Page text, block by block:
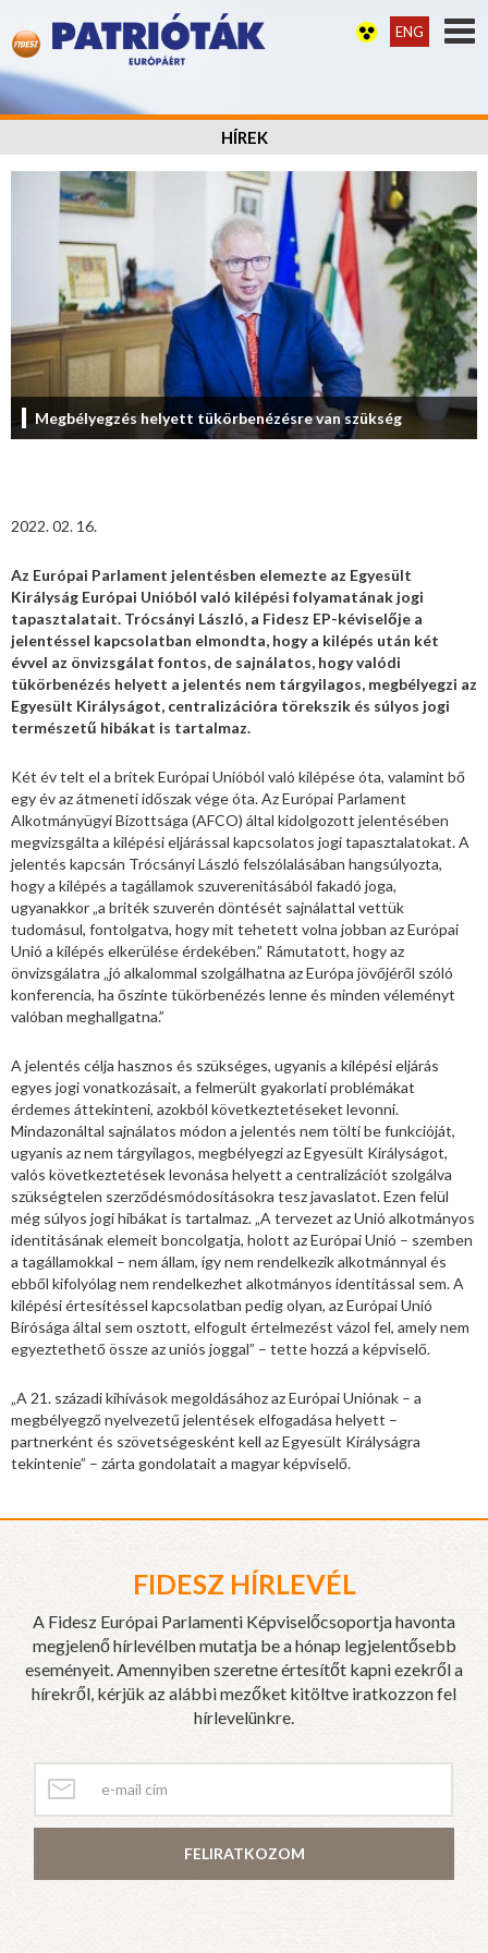
ENG
HÍREK
Megbélyegzés helyett tükörbenézésre van szükség
2022. 02. 16.
Az Európai Parlament jelentésben elemezte az Egyesült
Királyság Európai Unióból való kilépési folyamatának jogi
tapasztalatait. Trócsányi László, a Fidesz EP-kéviselője a
jelentéssel kapcsolatban elmondta, hogy a kilépés után két
évvel az önvizsgálat fontos, de sajnálatos, hogy valódi
tükörbenézés helyett a jelentés nem tárgyilagos, megbélyegzi az
Egyesült Királyságot, centralizációra törekszik és súlyos jogi
természetű hibákat is tartalmaz.
Két év telt el a britek Európai Unióból való kilépése óta, valamint bő
egy év az átmeneti időszak vége óta. Az Európai Parlament
Alkotmányügyi Bizottsága (AFCO) által kidolgozott jelentésében
megvizsgálta a kilépési eljárással kapcsolatos jogi tapasztalatokat. A
jelentés kapcsán Trócsányi László felszólalásában hangsúlyozta,
hogy a kilépés a tagállamok szuverenitásából fakadó joga,
ugyanakkor „a briték szuverén döntését sajnálattal vettük
tudomásul, fontolgatva, hogy mit tehetett volna jobban az Európai
Unió a kilépés elkerülése érdekében.” Rámutatott, hogy az
önvizsgálatra „jó alkalommal szolgálhatna az Európa jövőjéről szóló
konferencia, ha őszinte tükörbenézés lenne és minden véleményt
valóban meghallgatna.”
A jelentés célja hasznos és szükséges, ugyanis a kilépési eljárás
egyes jogi vonatkozásait, a felmerült gyakorlati problémákat
érdemes áttekinteni, azokból következtetéseket levonni.
Mindazonáltal sajnálatos módon a jelentés nem tölti be funkcióját,
ugyanis az nem tárgyilagos, megbélyegzi az Egyesült Királyságot,
valós következtetések levonása helyett a centralizációt szolgálva
szükségtelen szerződésmódosításokra tesz javaslatot. Ezen felül
még súlyos jogi hibákat is tartalmaz. „A tervezet az Unió alkotmányos
identitásának elemeit boncolgatja, holott az Európai Unió – szemben
a tagállamokkal – nem állam, így nem rendelkezik alkotmánnyal és
ebből kifolyólag nem rendelkezhet alkotmányos identitással sem. A
kilépési értesítéssel kapcsolatban pedig olyan, az Európai Unió
Bírósága által sem osztott, elfogult értelmezést vázol fel, amely nem
egyeztethető össze az uniós joggal” – tette hozzá a képviselő.
„A 21. századi kihívások megoldásához az Európai Uniónak – a
megbélyegző nyelvezetű jelentések elfogadása helyett –
partnerként és szövetségesként kell az Egyesült Királyságra
tekintenie” – zárta gondolatait a magyar képviselő.
FIDESZ HÍRLEVÉL
A Fidesz Európai Parlamenti Képviselőcsoportja havonta
megjelenő hírlevélben mutatja be a hónap legjelentősebb
eseményeit. Amennyiben szeretne értesítőt kapni ezekről a
hírekről, kérjük az alábbi mezőket kitöltve iratkozzon fel
hírlevelünkre.
FELIRATKOZOM